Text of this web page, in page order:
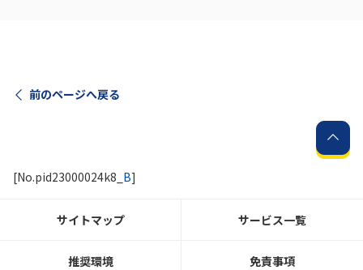
前のページへ戻る
[No.pid23000024k8_ B]
サイトマップ サービス一覧
推奨環境 免責事項